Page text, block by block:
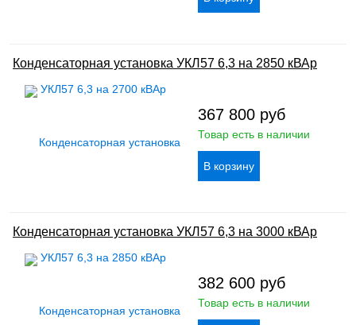
Конденсаторная установка УКЛ57 6,3 на 2850 кВАр
367 800 руб
Товар есть в наличии
Конденсаторная установка УКЛ57 6,3 на 3000 кВАр
382 600 руб
Товар есть в наличии